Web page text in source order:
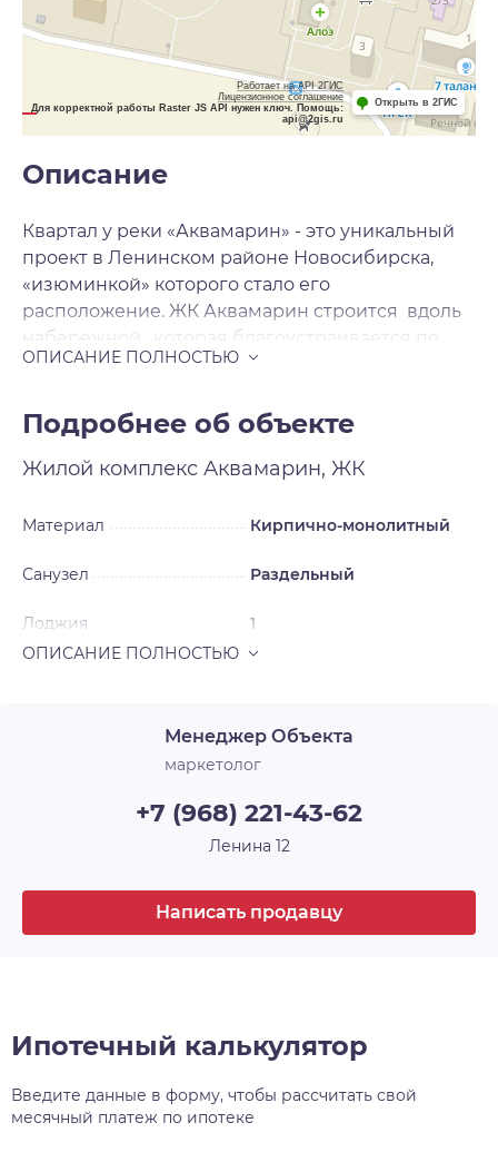
Работает на API 2ГИС
Лицензионное соглашение
Для корректной работы Raster JS API нужен ключ. Помощь:
api@2gis.ru
Открыть в 2ГИС
Описание
Квартал у реки «Аквамарин» - это уникальный
проект в Ленинском районе Новосибирска,
«изюминкой» которого стало его
расположение. ЖК Аквамарин строится вдоль
набережной , которая благоустраивается по
мере сдачи домов, превращаясь в зону для
преобразование берега позволит жителям
микрорайона наслаждаться окружающей
природой и красивейшими видами на
разместятся магазины, кафе, медицинские
инфраструктуры. В целом, район застройки уже
как данный район находится в развитой части
Новосибирска. Особое внимание застройщик
два детских сада и общеобразовательная школа
. Расположенный в районе с хорошей и
важнейших транспортных развязок, рядом с
Димитровским мостом и аквапарком
интересным предложением на рынке
недвижимости Новосибирска.
Подробнее об объекте
Жилой комплекс Аквамарин, ЖК
Материал Кирпично-монолитный
Санузел Раздельный
Лоджия 1
Менеджер Объекта
маркетолог
+7 (968) 221-43-62
Ленина 12
Написать продавцу
Ипотечный калькулятор
Введите данные в форму, чтобы рассчитать свой
месячный платеж по ипотеке